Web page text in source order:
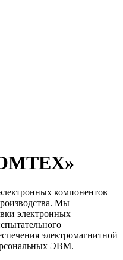
компонентов
Мы
электронных
электромагнитной
ЭВМ.